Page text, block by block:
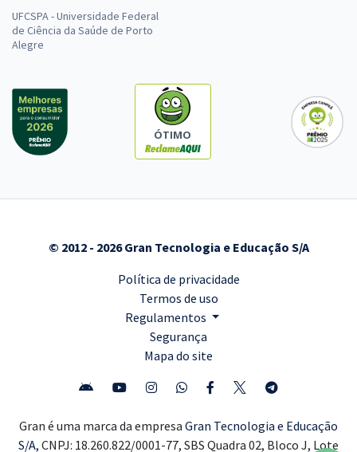
UFCSPA - Universidade Federal
de Ciência da Saúde de Porto
Alegre
ÓTIMO
© 2012 - 2026 Gran Tecnologia e Educação S/A
Política de privacidade
Termos de uso
Regulamentos
Segurança
Mapa do site
Gran é uma marca da empresa Gran Tecnologia e Educação
S/A, CNPJ: 18.260.822/0001-77, SBS Quadra 02, Bloco J, Lote